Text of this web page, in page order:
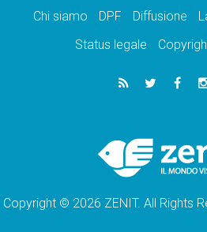
Chi siamo DPF Diffusione
Status legale
Copyright © 2026 ZENIT. All Rights